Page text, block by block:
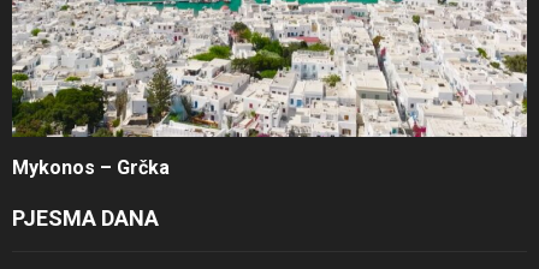
Mykonos – Grčka
PJESMA DANA